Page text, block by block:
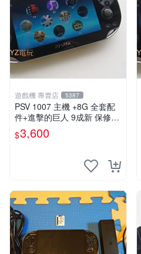
遊戲機 專賣店 5387
PSV 1007 主機 +8G 全套配
件+進擊的巨人 9成新 保修一
年 品質有保障
$3,600